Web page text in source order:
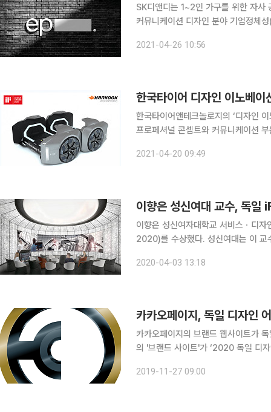
SK디앤디는 1~2인 가구를 위한 자사
커뮤니케이션 디자인 분야 기업정체성
디자인 시상식으로 꼽
2021-04-26 10:56
한국타이어 디자인 이노베
한국타이어앤테크놀로지의 ‘디자인
프로페셔널 콘셉트와 커뮤니케이션 부문에서 본상을 받았
대한 비전과 문제 해결 방법을 제시하
2021-04-20 09:49
이향은 성신여대 교수, 독일
이향은 성신여자대학교 서비스ㆍ디
2020)를 수상했다. 성신여대는 이 교수가 LG CNS와 공동 기획한 마케팅 솔루션으로 이러한 성과
Tool)’는 발표자와 청중
2020-04-03 13:18
카카오페이지, 독일 디자인
카카오페이지의 브랜드 웹사이트가
의 '브랜드 사이트'가 ‘2020 독일 디
어워드에서 브랜드 디자인과 편의성
2019-11-27 09:00